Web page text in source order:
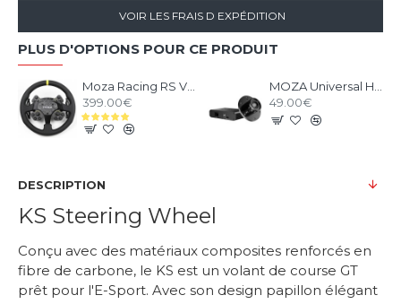
VOIR LES FRAIS D EXPÉDITION
PLUS D'OPTIONS POUR CE PRODUIT
399.00€
49.00€
DESCRIPTION
KS Steering Wheel
Conçu avec des matériaux composites renforcés en
fibre de carbone, le KS est un volant de course GT
prêt pour l'E-Sport. Avec son design papillon élégant